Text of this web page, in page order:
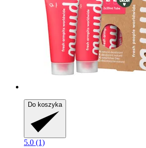
Do koszyka
5.0 (1)